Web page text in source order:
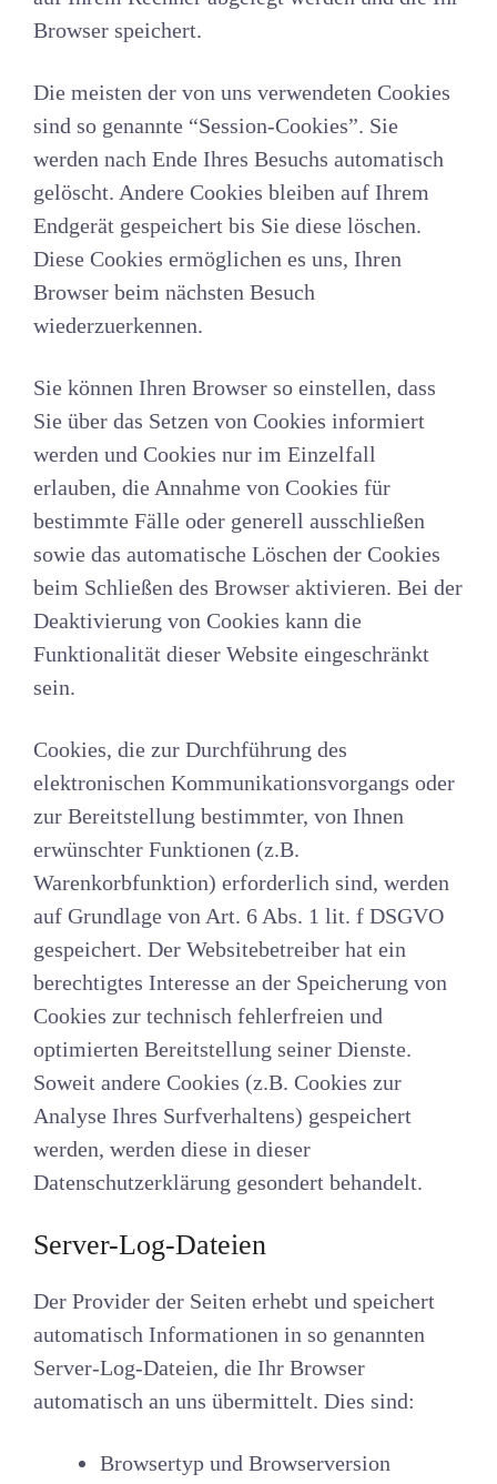
Browser speichert.
Die meisten der von uns verwendeten Cookies
sind so genannte “Session-Cookies”. Sie
werden nach Ende Ihres Besuchs automatisch
gelöscht. Andere Cookies bleiben auf Ihrem
Endgerät gespeichert bis Sie diese löschen.
Diese Cookies ermöglichen es uns, Ihren
Browser beim nächsten Besuch
wiederzuerkennen.
Sie können Ihren Browser so einstellen, dass
Sie über das Setzen von Cookies informiert
werden und Cookies nur im Einzelfall
erlauben, die Annahme von Cookies für
bestimmte Fälle oder generell ausschließen
sowie das automatische Löschen der Cookies
beim Schließen des Browser aktivieren. Bei der
Deaktivierung von Cookies kann die
Funktionalität dieser Website eingeschränkt
sein.
Cookies, die zur Durchführung des
elektronischen Kommunikationsvorgangs oder
zur Bereitstellung bestimmter, von Ihnen
erwünschter Funktionen (z.B.
Warenkorbfunktion) erforderlich sind, werden
auf Grundlage von Art. 6 Abs. 1 lit. f DSGVO
gespeichert. Der Websitebetreiber hat ein
berechtigtes Interesse an der Speicherung von
Cookies zur technisch fehlerfreien und
optimierten Bereitstellung seiner Dienste.
Soweit andere Cookies (z.B. Cookies zur
Analyse Ihres Surfverhaltens) gespeichert
werden, werden diese in dieser
Datenschutzerklärung gesondert behandelt.
Server-Log-Dateien
Der Provider der Seiten erhebt und speichert
automatisch Informationen in so genannten
Server-Log-Dateien, die Ihr Browser
automatisch an uns übermittelt. Dies sind:
Browsertyp und Browserversion